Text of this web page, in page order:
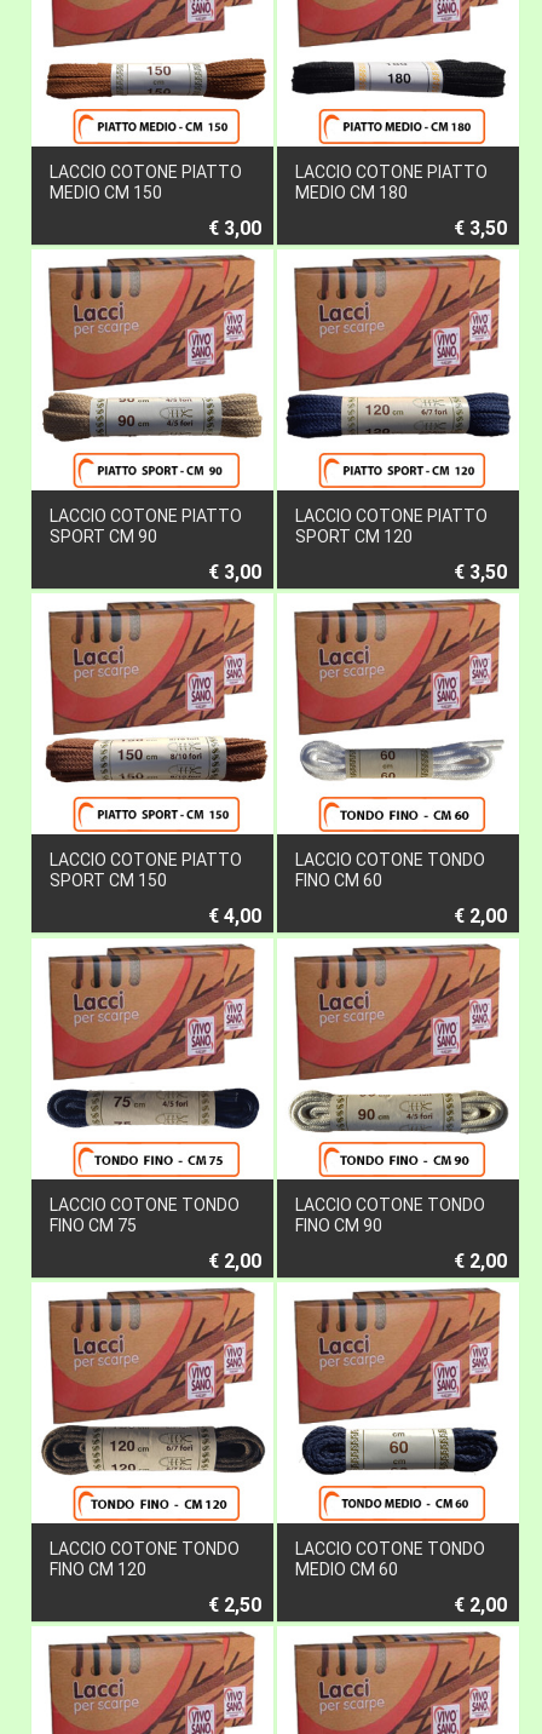
LACCIO COTONE PIATTO
MEDIO CM 150
€ 3,00
LACCIO COTONE PIATTO
MEDIO CM 180
€ 3,50
LACCIO COTONE PIATTO
SPORT CM 90
€ 3,00
LACCIO COTONE PIATTO
SPORT CM 120
€ 3,50
LACCIO COTONE PIATTO
SPORT CM 150
€ 4,00
LACCIO COTONE TONDO
FINO CM 60
€ 2,00
LACCIO COTONE TONDO
FINO CM 75
€ 2,00
LACCIO COTONE TONDO
FINO CM 90
€ 2,00
LACCIO COTONE TONDO
FINO CM 120
€ 2,50
LACCIO COTONE TONDO
MEDIO CM 60
€ 2,00